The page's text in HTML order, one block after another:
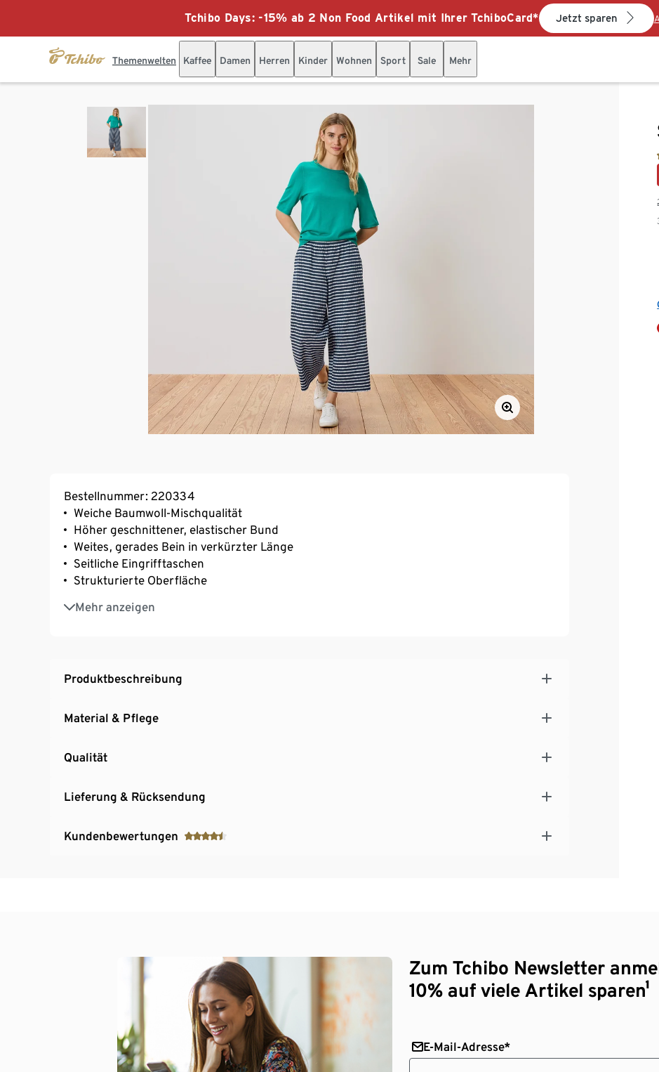
Tchibo Days: -15% ab 2 Non Food Artikel mit Ihrer TchiboCard* Jetzt sparen
Themenwelten Kaffee Damen Herren Kinder Wohnen Sport Sale Mehr
Bestellnummer: 220334
Weiche Baumwoll-Mischqualität
Höher geschnittener, elastischer Bund
Weites, gerades Bein in verkürzter Länge
Seitliche Eingrifftaschen
Strukturierte Oberfläche
Mehr anzeigen
Mit Elasthan: formbeständig, perfekter Sitz, hoher Tragekomfort
Produktbeschreibung
Material & Pflege
Qualität
Lieferung & Rücksendung
Kundenbewertungen
Zum Tchibo Newsletter
10% auf viele Artikel sparen¹
E-Mail-Adresse*